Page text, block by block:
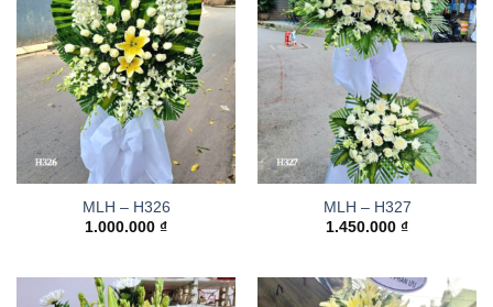
MLH – H326
1.000.000 ₫
MLH – H327
1.450.000 ₫